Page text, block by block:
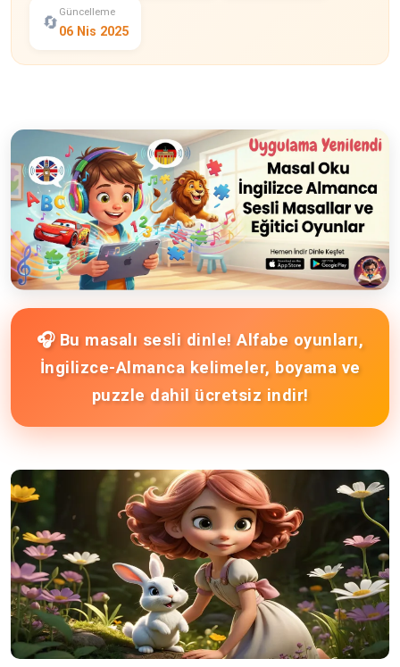
🔄
Güncelleme
06 Nis 2025
🎧 Bu masalı sesli dinle! Alfabe oyunları,
İngilizce-Almanca kelimeler, boyama ve
puzzle dahil ücretsiz indir!